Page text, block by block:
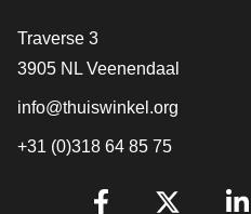
Contact
Traverse 3
3905 NL Veenendaal
info@thuiswinkel.org
+31 (0)318 64 85 75
Volg je ons al?